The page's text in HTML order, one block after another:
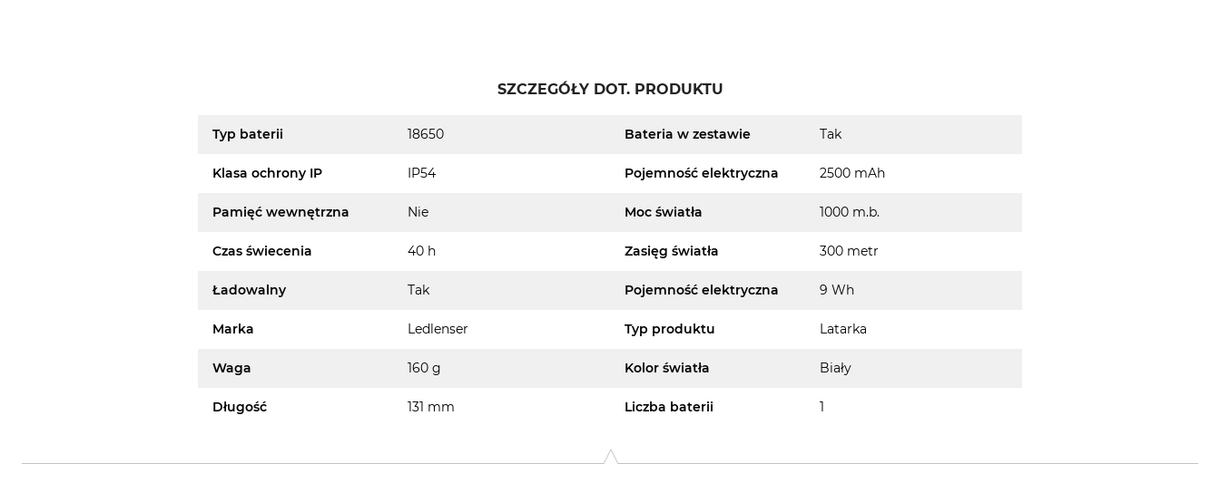
SZCZEGÓŁY DOT. PRODUKTU
Typ baterii 18650 Bateria w zestawie Tak
Klasa ochrony IP IP54 Pojemność elektryczna 2500 mAh
Pamięć wewnętrzna Nie Moc światła 1000 m.b.
Czas świecenia 40 h Zasięg światła 300 metr
Ładowalny Tak Pojemność elektryczna 9 Wh
Marka Ledlenser Typ produktu Latarka
Waga 160 g Kolor światła Biały
Długość 131 mm Liczba baterii 1